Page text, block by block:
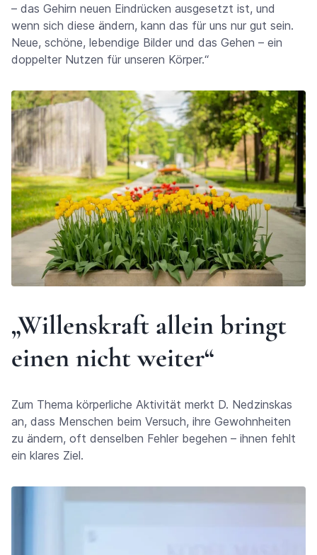
– das Gehirn neuen Eindrücken ausgesetzt ist, und
wenn sich diese ändern, kann das für uns nur gut sein.
Neue, schöne, lebendige Bilder und das Gehen – ein
doppelter Nutzen für unseren Körper.“
„Willenskraft allein bringt
einen nicht weiter“
Zum Thema körperliche Aktivität merkt D. Nedzinskas
an, dass Menschen beim Versuch, ihre Gewohnheiten
zu ändern, oft denselben Fehler begehen – ihnen fehlt
ein klares Ziel.